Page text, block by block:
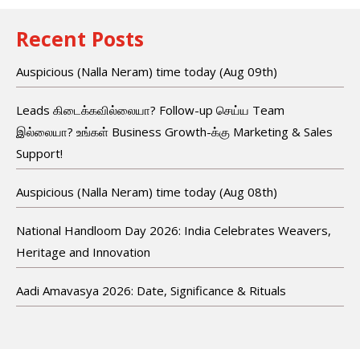
Recent Posts
Auspicious (Nalla Neram) time today (Aug 09th)
Leads கிடைக்கவில்லையா? Follow-up செய்ய Team
இல்லையா? உங்கள் Business Growth-க்கு Marketing & Sales
Support!
Auspicious (Nalla Neram) time today (Aug 08th)
National Handloom Day 2026: India Celebrates Weavers,
Heritage and Innovation
Aadi Amavasya 2026: Date, Significance & Rituals